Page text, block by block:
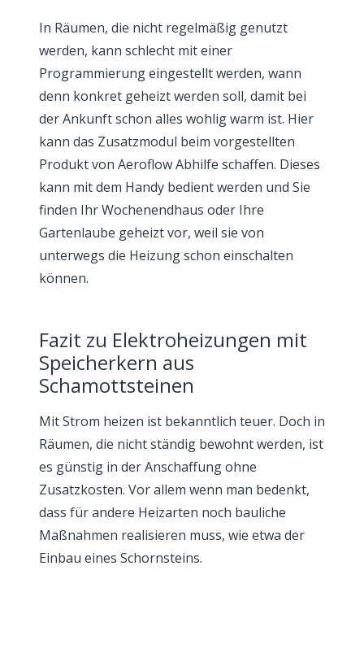
In Räumen, die nicht regelmäßig genutzt
werden, kann schlecht mit einer
Programmierung eingestellt werden, wann
denn konkret geheizt werden soll, damit bei
der Ankunft schon alles wohlig warm ist. Hier
kann das Zusatzmodul beim vorgestellten
Produkt von Aeroflow Abhilfe schaffen. Dieses
kann mit dem Handy bedient werden und Sie
finden Ihr Wochenendhaus oder Ihre
Gartenlaube geheizt vor, weil sie von
unterwegs die Heizung schon einschalten
können.
Fazit zu Elektroheizungen mit
Speicherkern aus
Schamottsteinen
Mit Strom heizen ist bekanntlich teuer. Doch in
Räumen, die nicht ständig bewohnt werden, ist
es günstig in der Anschaffung ohne
Zusatzkosten. Vor allem wenn man bedenkt,
dass für andere Heizarten noch bauliche
Maßnahmen realisieren muss, wie etwa der
Einbau eines Schornsteins.